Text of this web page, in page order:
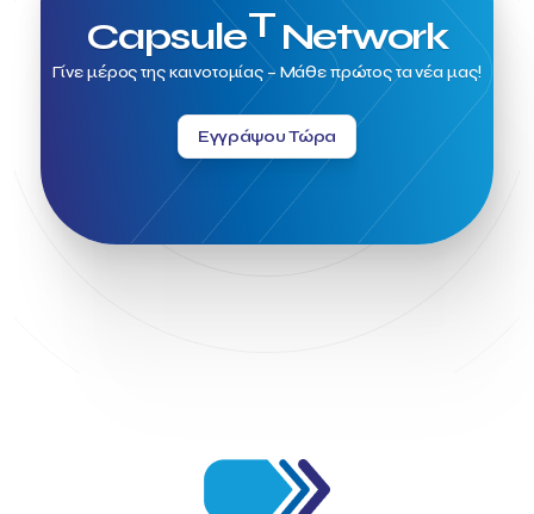
CapsuleTNetwork
Γίνε μέρος της καινοτομίας – Μάθε πρώτος τα νέα μας!
Εγγράψου Τώρα